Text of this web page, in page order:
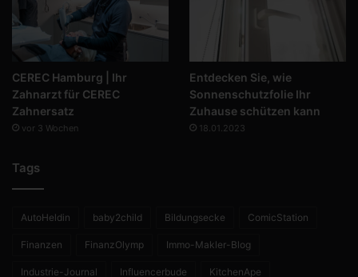
CEREC Hamburg | Ihr
Zahnarzt für CEREC
Zahnersatz
vor 3 Wochen
Entdecken Sie, wie
Sonnenschutzfolie Ihr
Zuhause schützen kann
18.01.2023
Tags
AutoHeldin baby2child Bildungsecke ComicStation
Finanzen FinanzOlymp Immo-Makler-Blog
Industrie-Journal Influencerbude KitchenApe